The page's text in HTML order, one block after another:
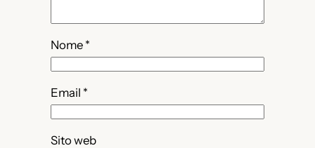
Nome *
Email *
Sito web